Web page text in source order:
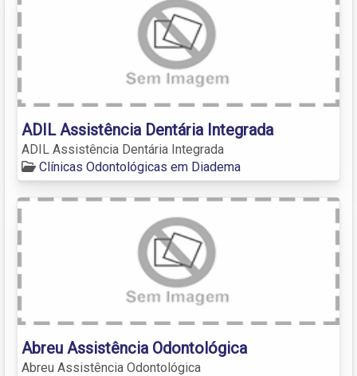
ADIL Assistência Dentária Integrada
ADIL Assistência Dentária Integrada
Clínicas Odontológicas em Diadema
Abreu Assistência Odontológica
Abreu Assistência Odontológica